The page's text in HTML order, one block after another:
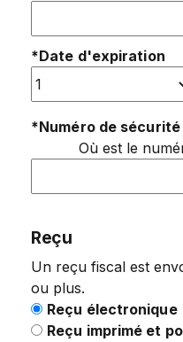
*Date d'expiration
*Numéro de
Où est le
Reçu
Un reçu fiscal est
ou plus.
Reçu électronique
Reçu imprimé et